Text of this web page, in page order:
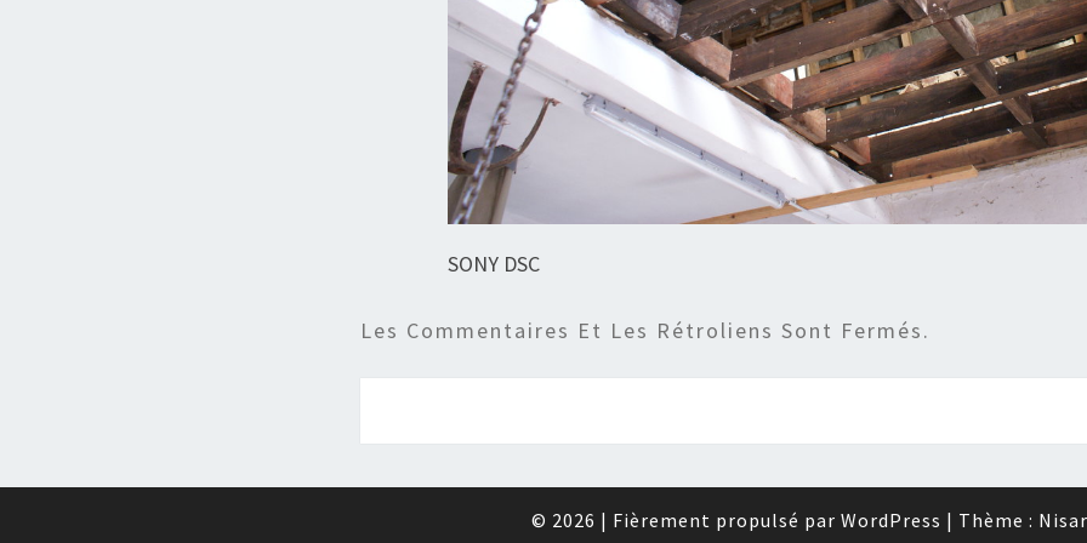
SONY DSC
Les Commentaires Et Les Rétroliens Sont Fermés.
© 2026 | Fièrement propulsé par WordPress | Thème :